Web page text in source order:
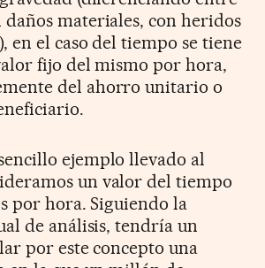
daños materiales, con heridos
en el caso del tiempo se tiene
fijo del mismo por hora,
del ahorro unitario o
ejemplo llevado al
un valor del tiempo
por hora. Siguiendo la
de análisis, tendría un
por este concepto una